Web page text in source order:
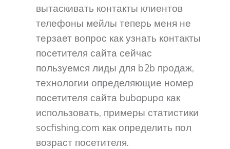
вытаскивать контакты клиентов
телефоны мейлы теперь меня не
терзает вопрос как узнать контакты
посетителя сайта сейчас
пользуемся лиды для b2b продаж,
технологии определяющие номер
посетителя сайта bubapupa как
использовать, примеры статистики
socfishing.com как определить пол
возраст посетителя.